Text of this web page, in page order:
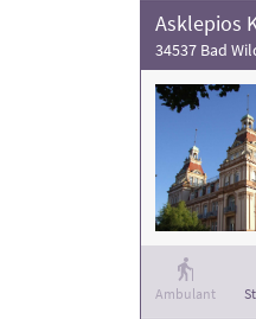
Asklepios
34537 Bad
Ambulant